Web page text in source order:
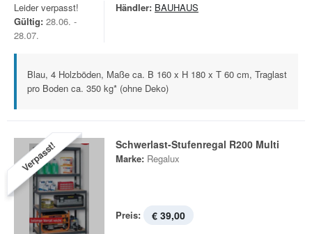
Leider verpasst!
Gültig: 28.06. -
28.07.
Händler: BAUHAUS
Blau, 4 Holzböden, Maße ca. B 160 x H 180 x T 60 cm, Traglast
pro Boden ca. 350 kg* (ohne Deko)
Verpasst! Schwerlast-Stufenregal R200 Multi
Marke: Regalux
Preis: € 39,00